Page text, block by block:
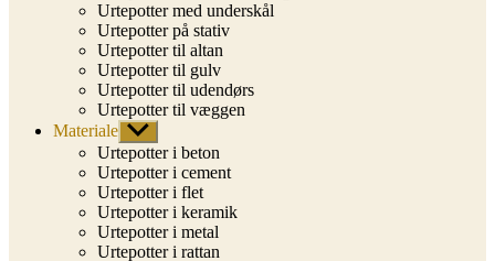
Urtepotter med underskål
Urtepotter på stativ
Urtepotter til altan
Urtepotter til gulv
Urtepotter til udendørs
Urtepotter til væggen
Materiale Vis
undermenu
Urtepotter i beton
Urtepotter i cement
Urtepotter i flet
Urtepotter i keramik
Urtepotter i metal
Urtepotter i rattan